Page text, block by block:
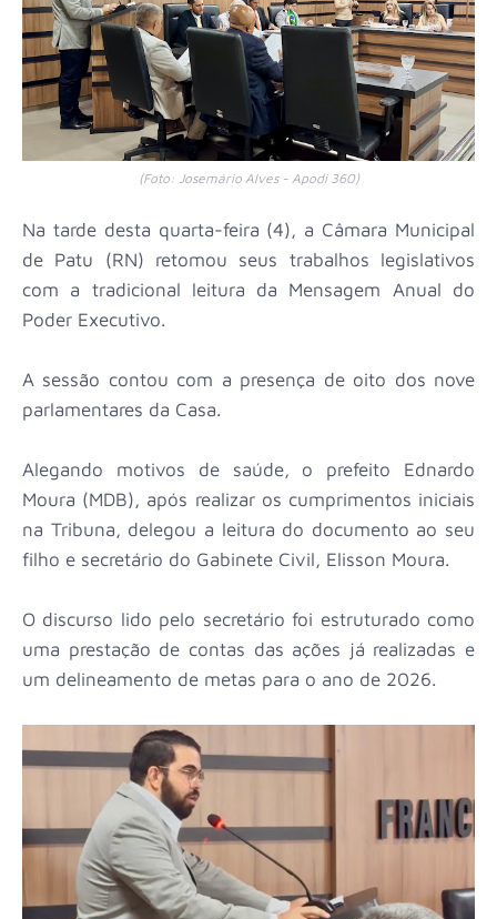
(Foto: Josemário Alves - Apodi 360)
Na tarde desta quarta-feira (4), a Câmara Municipal
de Patu (RN) retomou seus trabalhos legislativos
com a tradicional leitura da Mensagem Anual do
Poder Executivo.
A sessão contou com a presença de oito dos nove
parlamentares da Casa.
Alegando motivos de saúde, o prefeito Ednardo
Moura (MDB), após realizar os cumprimentos iniciais
na Tribuna, delegou a leitura do documento ao seu
filho e secretário do Gabinete Civil, Elisson Moura.
O discurso lido pelo secretário foi estruturado como
uma prestação de contas das ações já realizadas e
um delineamento de metas para o ano de 2026.